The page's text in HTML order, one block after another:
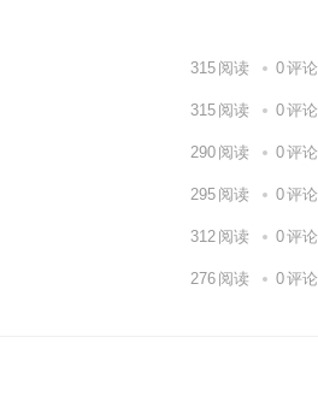
315 阅读 0评论
315 阅读 0评论
290 阅读 0评论
295 阅读 0评论
312 阅读 0评论
276 阅读 0评论